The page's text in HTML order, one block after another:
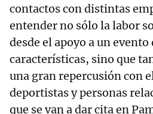
contactos con distintas
entender no sólo la labor
desde el apoyo a un
características, sino que
una gran repercusión con
deportistas y personas
que se van a dar cita en